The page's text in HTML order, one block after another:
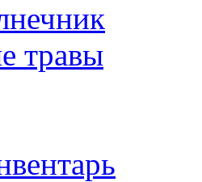
травы